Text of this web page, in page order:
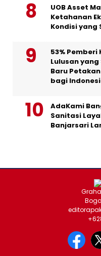
UOB Asset
Ketahanan
Kondisi yang
53%
Lulusan
Baru
bagi
AdaKami
Sanitasi
Banjarsari